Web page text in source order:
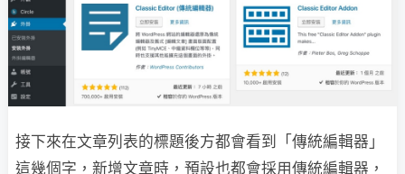
接下來在文章列表的標題後方都會看到「傳統編輯器」
這幾個字，新增文章時，預設也都會採用傳統編輯器，